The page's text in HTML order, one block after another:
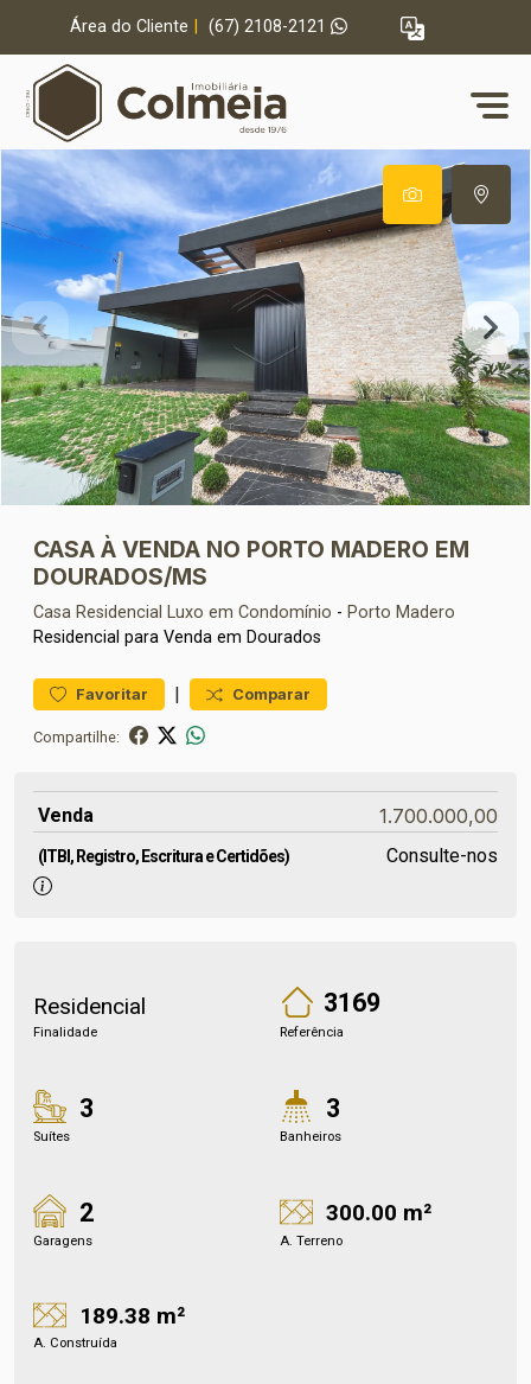
Área do Cliente (67) 2108-2121
CASA À VENDA NO PORTO MADERO EM
DOURADOS/MS
Casa Residencial Luxo em Condomínio - Porto Madero
Residencial para Venda em Dourados
Favoritar | Comparar
Compartilhe:
Venda 1.700.000,00
(ITBI, Registro, Escritura e Certidões) Consulte-nos
Residencial
Finalidade
3169
Referência
3
Suítes
3
Banheiros
2
Garagens
300.00 m²
A. Terreno
189.38 m²
A. Construída